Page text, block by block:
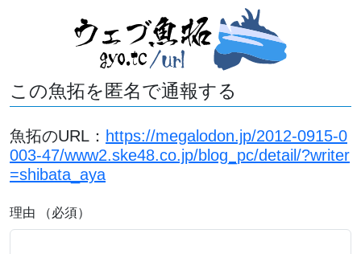
この魚拓を匿名で通報する
魚拓のURL： https://megalodon.jp/2012-0915-0
003-47/www2.ske48.co.jp/blog_pc/detail/?writer
=shibata_aya
理由 （必須）